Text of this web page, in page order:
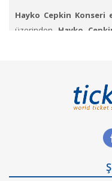
Hayko Cepkin
üzerinden Hayko
üzerinden Hayko
Ticketfoni'ye üye
istediğiniz etkinlik ya da
yapınız.) Size sunulan
Hangi müzik